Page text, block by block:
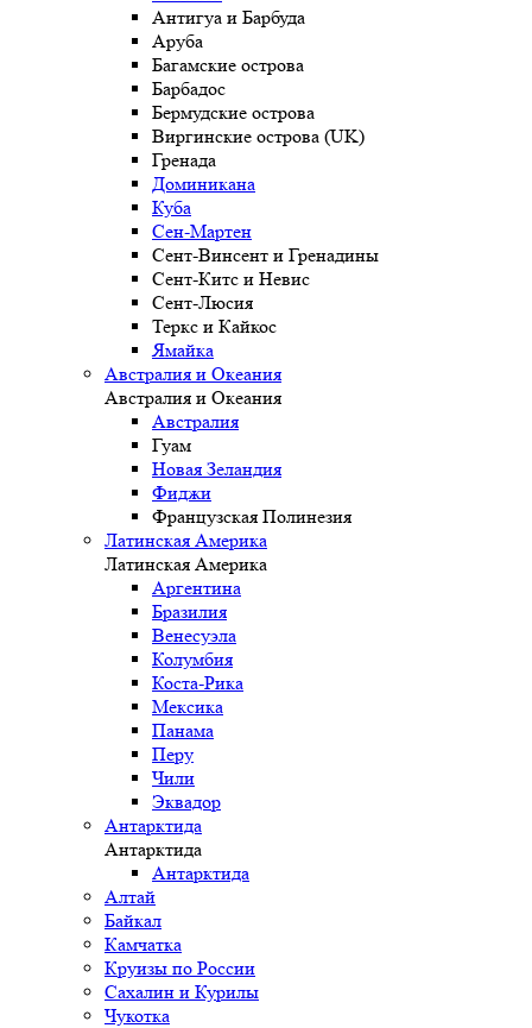
Антигуа и Барбуда
Аруба
Багамские острова
Барбадос
Бермудские острова
Виргинские острова (UK)
Гренада
Доминикана
Куба
Сен-Мартен
Сент-Винсент и Гренадины
Сент-Китс и Невис
Сент-Люсия
Теркс и Кайкос
Ямайка
Австралия и Океания
Австралия и Океания
Австралия
Гуам
Новая Зеландия
Фиджи
Французская Полинезия
Латинская Америка
Латинская Америка
Аргентина
Бразилия
Венесуэла
Колумбия
Коста-Рика
Мексика
Панама
Перу
Чили
Эквадор
Антарктида
Антарктида
Антарктида
Алтай
Байкал
Камчатка
Круизы по России
Сахалин и Курилы
Чукотка